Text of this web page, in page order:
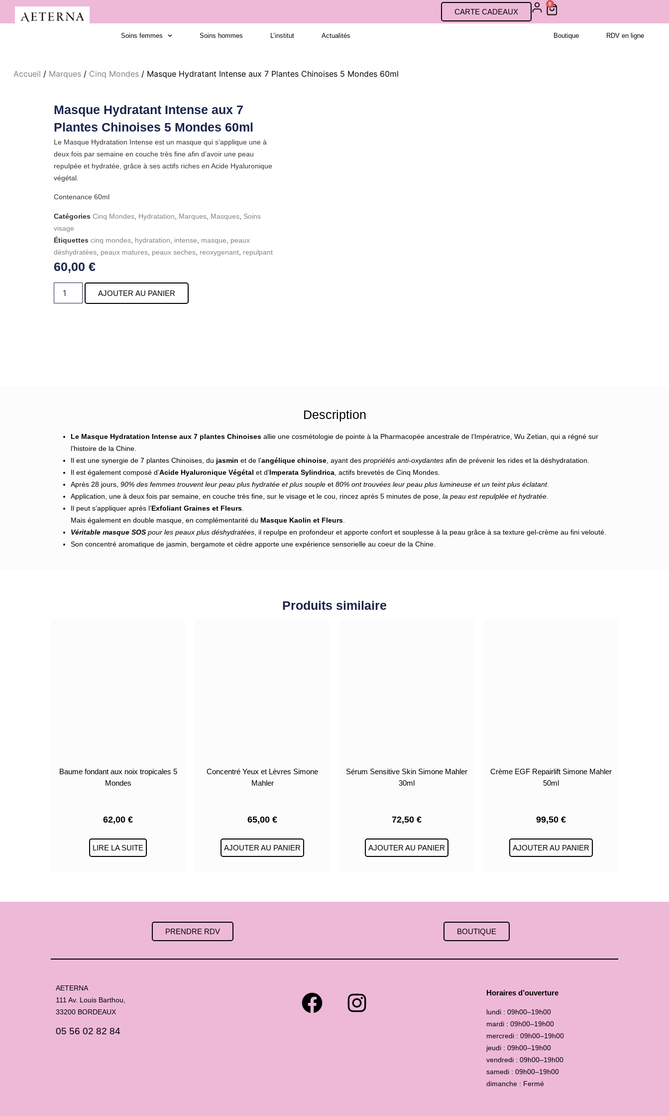
CARTE CADEAUX
0
Soins femmes Soins hommes L’institut Actualités Boutique RDV en ligne
Accueil / Marques/ Cinq Mondes/ Masque Hydratant Intense aux 7 Plantes Chinoises 5 Mondes 60ml
Masque Hydratant Intense aux 7
Plantes Chinoises 5 Mondes 60ml
Le Masque Hydratation Intense est un masque qui s’applique une à
deux fois par semaine en couche très fine afin d’avoir une peau
repulpée et hydratée, grâce à ses actifs riches en Acide Hyaluronique
végétal.
Contenance 60ml
Catégories Cinq Mondes, Hydratation Marques, Masques, Soins
visage
Étiquettes cinq mondes, hydratation intense masque
peaux
déshydratées, peaux matures, peaux seches, reoxygenant, repulpant
60,00 €
AJOUTER AU PANIER
Description
Le Masque Hydratation Intense aux 7 plantes Chinoises allie une cosmétologie de pointe à la Pharmacopée ancestrale de l’Impératrice, Wu Zetian, qui a régné sur
l’histoire de la Chine.
Il est une synergie de 7 plantes Chinoises, du jasmin et de l’angélique chinoise, ayant des propriétés anti-oxydantes afin de prévenir les rides et la déshydratation.
Il est également composé d’Acide Hyaluronique Végétal et d’Imperata Sylindrica, actifs brevetés de Cinq Mondes.
Après 28 jours, 90% des femmes trouvent leur peau plus hydratée et plus souple et 80% ont trouvées leur peau plus lumineuse et un teint plus éclatant.
Application, une à deux fois par semaine, en couche très fine, sur le visage et le cou, rincez après 5 minutes de pose, la peau est repulplée et hydratée.
Il peut s’appliquer après l’Exfoliant Graines et Fleurs.
Mais également en double masque, en complémentarité du Masque Kaolin et Fleurs.
Véritable masque SOS pour les peaux plus déshydratées, il repulpe en profondeur et apporte confort et souplesse à la peau grâce à sa texture gel-crème au fini velouté.
Son concentré aromatique de jasmin, bergamote et cèdre apporte une expérience sensorielle au coeur de la Chine.
Produits similaire
Baume fondant aux noix tropicales 5
Mondes
62,00 €
LIRE LA SUITE
Concentré Yeux et Lèvres Simone
Mahler
65,00 €
AJOUTER AU PANIER
Sérum Sensitive Skin Simone Mahler
30ml
72,50 €
AJOUTER AU PANIER
Crème EGF Repairlift Simone Mahler
50ml
99,50 €
AJOUTER AU PANIER
PRENDRE RDV BOUTIQUE
AETERNA
111 Av. Louis Barthou,
33200 BORDEAUX
05 56 02 82 84
Horaires d’ouverture
lundi : 09h00–19h00
mardi : 09h00–19h00
mercredi : 09h00–19h00
jeudi : 09h00–19h00
vendredi : 09h00–19h00
samedi : 09h00–19h00
dimanche : Fermé